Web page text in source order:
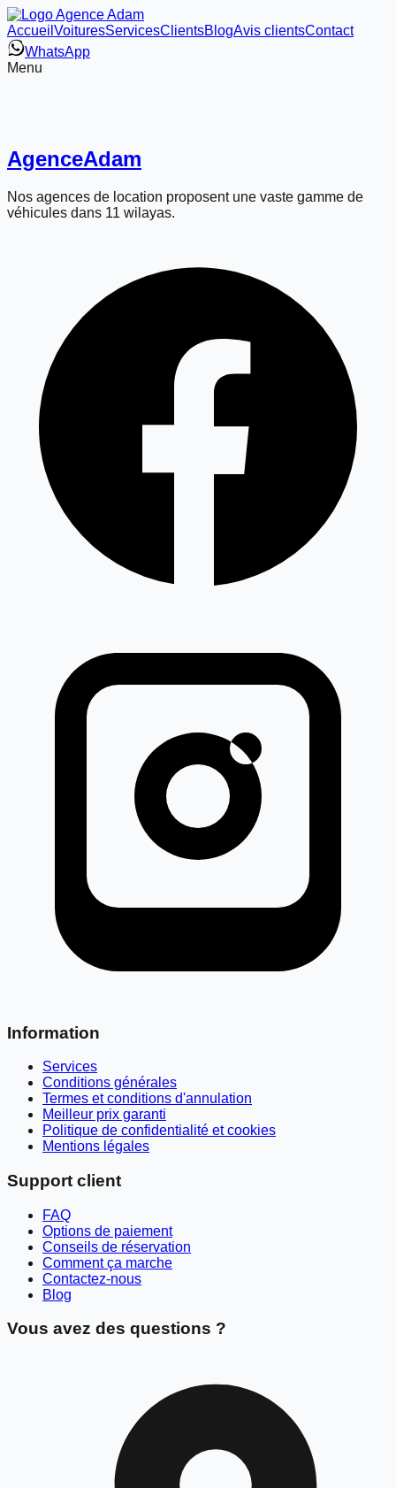
Accueil VoituresServicesClientsBlogAvis clientsContact
WhatsApp
Menu
AgenceAdam
Nos agences de location proposent une vaste gamme de
véhicules dans 11 wilayas.
Information
Services
Conditions générales
Termes et conditions d'annulation
Meilleur prix garanti
Politique de confidentialité et cookies
Mentions légales
Support client
FAQ
Options de paiement
Conseils de réservation
Comment ça marche
Contactez-nous
Blog
Vous avez des questions ?